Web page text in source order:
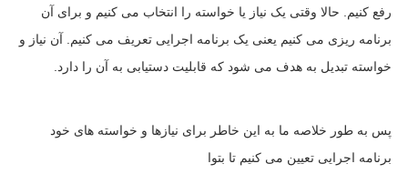
رفع کنیم. حالا وقتی یک نیاز یا خواسته را انتخاب می کنیم و برای آن
برنامه ریزی می کنیم یعنی یک برنامه اجرایی تعریف می کنیم. آن نیاز و
خواسته تبدیل به هدف می شود که قابلیت دستیابی به آن را دارد.
پس به طور خلاصه ما به این خاطر برای نیازها و خواسته های خود
برنامه اجرایی تعیین می کنیم تا بتوا